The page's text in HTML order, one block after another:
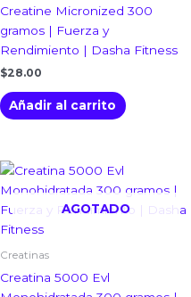
Creatine Micronized 300
gramos | Fuerza y
Rendimiento | Dasha Fitness
$28.00
Añadir al carrito
AGOTADO
Creatinas
Creatina 5000 Evl